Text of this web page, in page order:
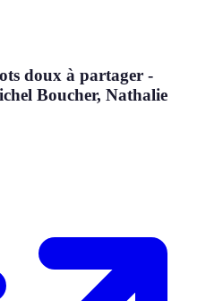
doux à partager -
Boucher, Nathalie